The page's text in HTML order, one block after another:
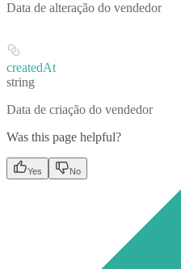
Data de alteração do vendedor
createdAt
string
Data de criação do vendedor
Was this page helpful?
Yes No